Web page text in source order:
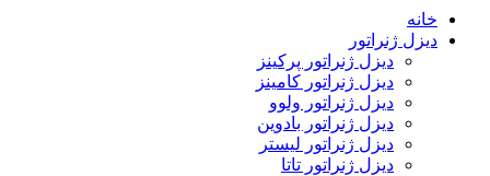
خانه
دیزل ژنراتور
دیزل ژنراتور پرکینز
دیزل ژنراتور کامینز
دیزل ژنراتور ولوو
دیزل ژنراتور بادوین
دیزل ژنراتور لیستر
دیزل ژنراتور تاتا